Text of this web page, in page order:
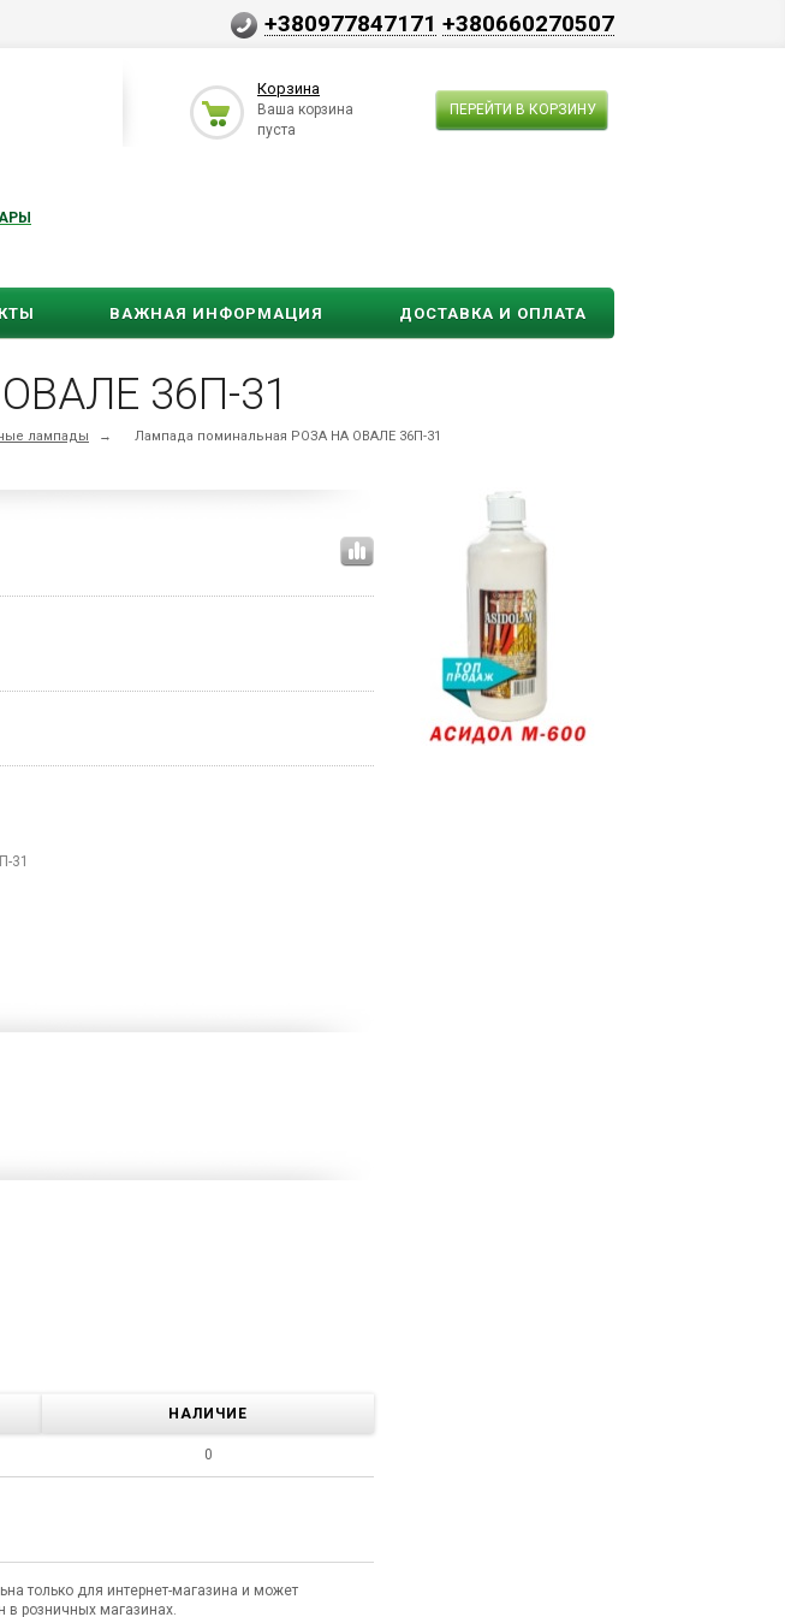
+380977847171 +380660270507
Корзина
Ваша корзина
пуста
ПЕРЕЙТИ В КОРЗИНУ
ВАЖНАЯ ИНФОРМАЦИЯ ДОСТАВКА И ОПЛАТА
36П-31
лампады → Лампада поминальная РОЗА НА ОВАЛЕ 36П-31
31
НАЛИЧИЕ
0
только для интернет-магазина и может
в розничных магазинах.